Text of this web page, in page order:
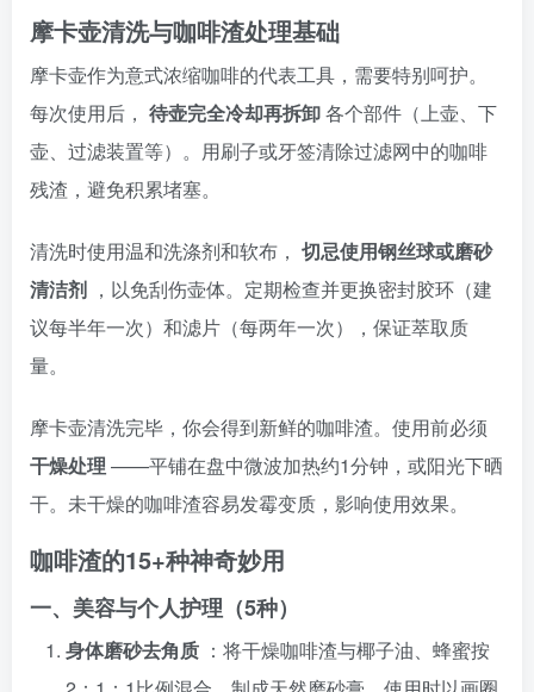
摩卡壶清洗与咖啡渣处理基础
摩卡壶作为意式浓缩咖啡的代表工具，需要特别呵护。
每次使用后， 待壶完全冷却再拆卸各个部件（上壶、下
壶、过滤装置等）。用刷子或牙签清除过滤网中的咖啡
残渣，避免积累堵塞。
清洗时使用温和洗涤剂和软布， 切忌使用钢丝球或磨砂
清洁剂 ，以免刮伤壶体。定期检查并更换密封胶环（建
议每半年一次）和滤片（每两年一次），保证萃取质
量。
摩卡壶清洗完毕，你会得到新鲜的咖啡渣。使用前必须
干燥处理 ——平铺在盘中微波加热约1分钟，或阳光下晒
干。未干燥的咖啡渣容易发霉变质，影响使用效果。
咖啡渣的15+种神奇妙用
一、美容与个人护理（5种）
身体磨砂去角质 ：将干燥咖啡渣与椰子油、蜂蜜按